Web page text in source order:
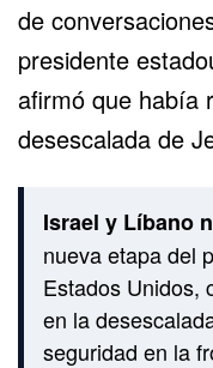
de
presidente
afirmó que había
desescalada de
Israel y Líbano
nueva etapa del
Estados Unidos,
en la
seguridad en la